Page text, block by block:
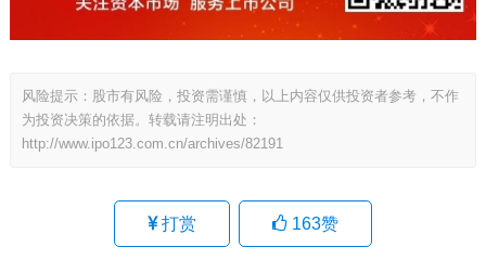
风险提示：股市有风险，投资需谨慎，以上内容仅供投资者参考，不作
为投资决策的依据。转载请注明出处：
http://www.ipo123.com.cn/archives/82191
打赏 163赞